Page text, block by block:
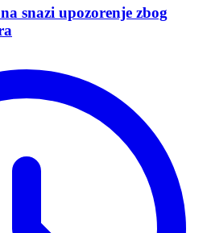
snazi upozorenje zbog